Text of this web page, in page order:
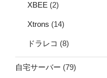
XBEE (2)
Xtrons (14)
ドラレコ (8)
自宅サーバー (79)